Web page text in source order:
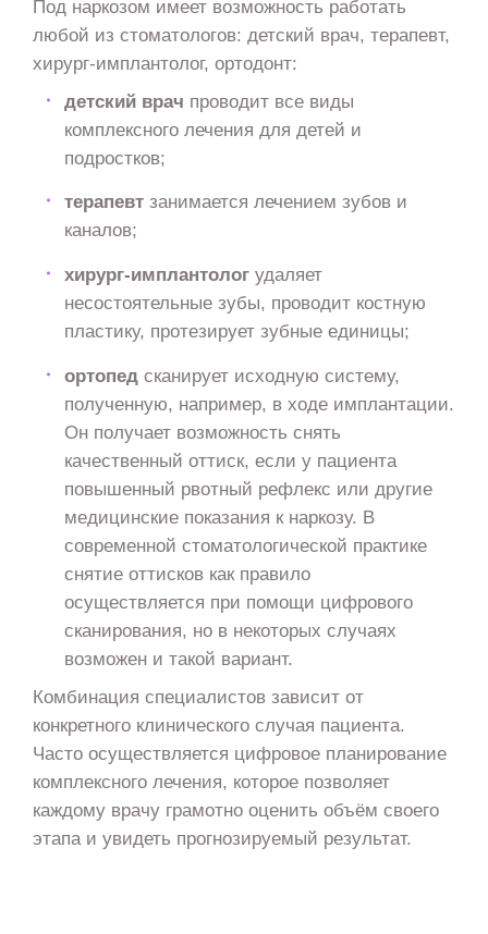
Под наркозом имеет возможность работать
любой из стоматологов: детский врач, терапевт,
хирург-имплантолог, ортодонт:
детский врач проводит все виды
комплексного лечения для детей и
подростков;
терапевтзанимается лечением зубов и
каналов;
хирург-имплантологудаляет
несостоятельные зубы, проводит костную
пластику, протезирует зубные единицы;
ортопедсканирует исходную систему,
полученную, например, в ходе имплантации.
Он получает возможность снять
качественный оттиск, если у пациента
повышенный рвотный рефлекс или другие
медицинские показания к наркозу. В
современной стоматологической практике
снятие оттисков как правило
осуществляется при помощи цифрового
сканирования, но в некоторых случаях
возможен и такой вариант.
Комбинация специалистов зависит от
конкретного клинического случая пациента.
Часто осуществляется цифровое планирование
комплексного лечения, которое позволяет
каждому врачу грамотно оценить объём своего
этапа и увидеть прогнозируемый результат.